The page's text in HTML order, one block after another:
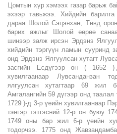
Цомтын хүр хэмээх газар барьж
эхээр тавьжээ. Хийдийн
дараа Шолой Сэцэнхан, Төвд
барих ажлыг Шолой өөрөө
шинээр залж ирсэн Эрдэнэ
хийдийн тэргүүн ламын сууринд
онд Эрдэнэ Ялгуулсан хутагт
засгийн Есдүгээр он ( 1652
хувилгаанаар Лувсанданзан
ялгуулсан хутагтаар 69
Амгалангийн 59 дүгээр онд таалал
1729 )-д 3-р үеийн хувилгаанаар
тэнгэр тэтгэсний 12-р он буюу
1749 оны бар жил 6-р үеийн
тодорчээ. 1775 онд